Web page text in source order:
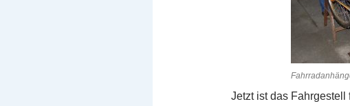
Jetzt ist das Fahrgestell